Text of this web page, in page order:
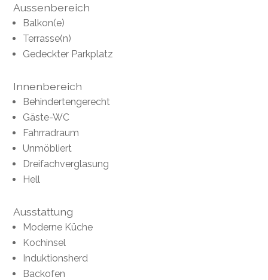
Aussenbereich
Balkon(e)
Terrasse(n)
Gedeckter Parkplatz
Innenbereich
Behindertengerecht
Gäste-WC
Fahrradraum
Unmöbliert
Dreifachverglasung
Hell
Ausstattung
Moderne Küche
Kochinsel
Induktionsherd
Backofen